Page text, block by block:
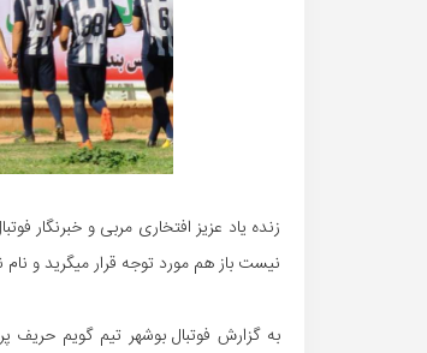
زنده یاد عزیز افتخاری مربی و خبرنگار
نیست باز هم مورد توجه قرار میگرید و
به گزارش فوتبال بوشهر تیم گویم